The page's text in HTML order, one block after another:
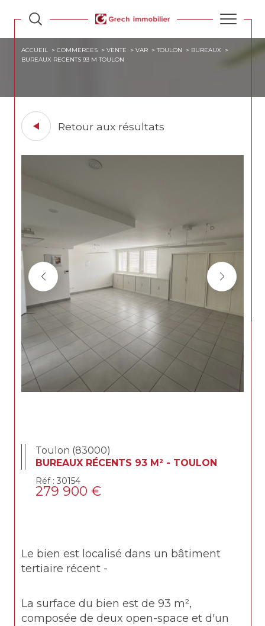
ACCUEIL COMMERCES VENTE VAR TOULON
BUREAUX
BUREAUX RECENTS 93 M TOULON
Retour aux résultats
Toulon (83000)
BUREAUX RÉCENTS 93 M² - TOULON
Réf : 30154
279 900 €
Le bien est localisé dans un bâtiment
tertiaire récent -
La surface du bien est de 93 m²,
composée de deux open-space et d'un